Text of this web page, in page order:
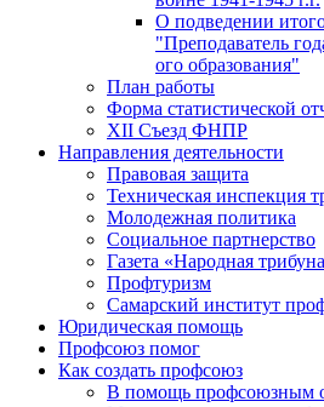
О подведении
"Преподаватель
ого образования"
План работы
Форма статистической
XII Съезд ФНПР
Направления деятельности
Правовая защита
Техническая инспекция
Молодежная политика
Социальное партнерство
Газета «Народная
Профтуризм
Самарский институт
Юридическая помощь
Профсоюз помог
Как создать профсоюз
В помощь профсоюзным